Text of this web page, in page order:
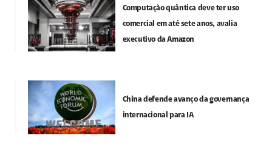
Computação quântica deve ter uso
comercial em até sete anos, avalia
executivo da Amazon
China defende avanço da governança
internacional para IA